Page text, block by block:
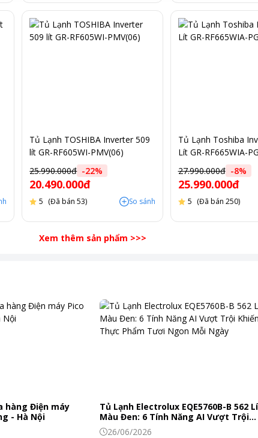
Tủ Lạnh TOSHIBA Inverter 509
lít GR-RF605WI-PMV(06)
25.990.000đ -22%
20.490.000đ
5 (Đã bán 53) So sánh
Tủ Lạnh Toshiba
Lít GR-RF665WIA-
27.990.000đ -8%
25.990.000đ
5 (Đã bán 250)
Xem thêm sản phẩm >>>
hàng Điện máy
- Hà Nội
Tủ Lạnh Electrolux EQE5760B-B 562
Màu Đen: 6 Tính Năng AI Vượt Trội
Khiến Thực Phẩm Tươi Ngon Mỗi
26/06/2026